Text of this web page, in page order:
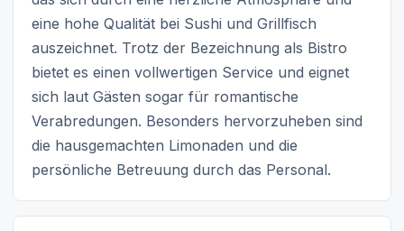
eine hohe Qualität bei Sushi und Grillfisch
auszeichnet. Trotz der Bezeichnung als Bistro
bietet es einen vollwertigen Service und eignet
sich laut Gästen sogar für romantische
Verabredungen. Besonders hervorzuheben sind
die hausgemachten Limonaden und die
persönliche Betreuung durch das Personal.